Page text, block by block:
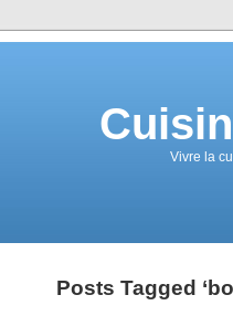
Vivre la
Posts Tagged